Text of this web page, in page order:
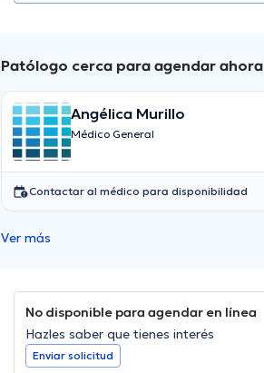
Patólogo cerca para agendar ahora
Angélica Murillo
Médico General
Contactar al médico para disponibilidad
Ver más
No disponible para agendar en línea
Hazles saber que tienes interés
Enviar solicitud